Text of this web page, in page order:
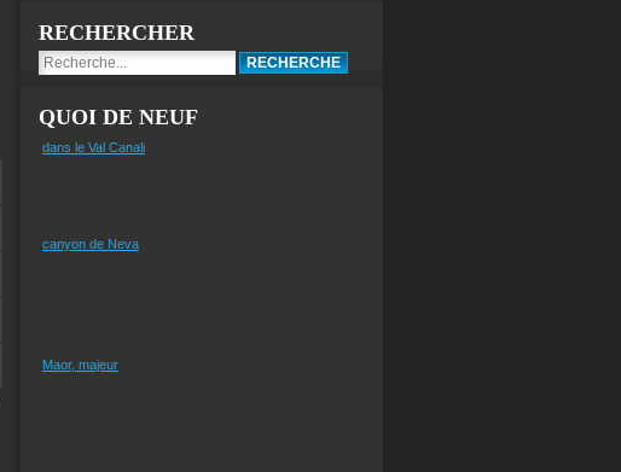
RECHERCHER
QUOI DE NEUF
dans le Val Canali
canyon de Neva
Maor, majeur